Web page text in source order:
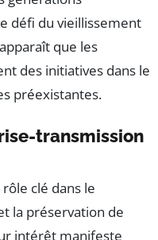
défi du vieillissement
que les
des initiatives dans le
préexistantes.
transmission
clé dans le
la préservation de
intérêt manifeste